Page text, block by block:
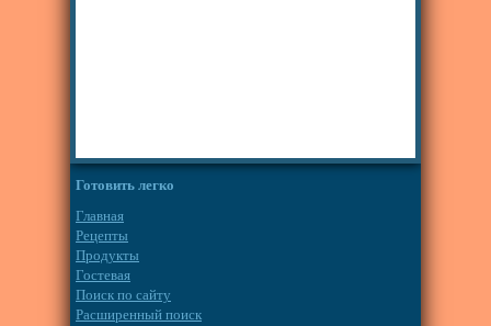
Готовить легко
Главная
Рецепты
Продукты
Гостевая
Поиск по сайту
Расширенный поиск